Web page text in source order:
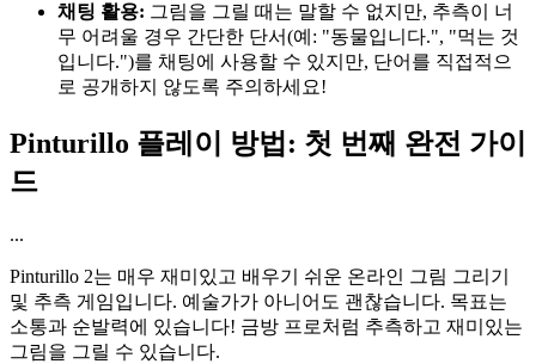
채팅 활용: 그림을 그릴 때는 말할 수 없지만, 추측이 너
무 어려울 경우 간단한 단서(예: "동물입니다.", "먹는 것
입니다.")를 채팅에 사용할 수 있지만, 단어를 직접적으
로 공개하지 않도록 주의하세요!
Pinturillo 플레이 방법: 첫 번째 완전 가이
드
...
Pinturillo 2는 매우 재미있고 배우기 쉬운 온라인 그림 그리기
및 추측 게임입니다. 예술가가 아니어도 괜찮습니다. 목표는
소통과 순발력에 있습니다! 금방 프로처럼 추측하고 재미있는
그림을 그릴 수 있습니다.